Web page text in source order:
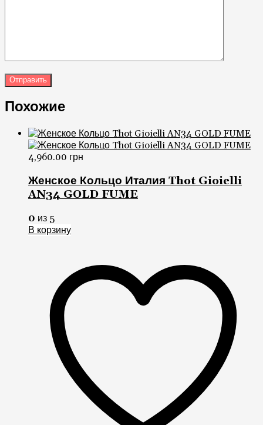
Похожие
4,960.00 грн
Женское Кольцо Италия Thot Gioielli
AN34 GOLD FUME
0 из 5
В корзину